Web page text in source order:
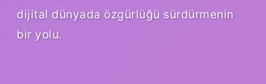
dijital dünyada özgürlüğü sürdürmenin
bir yolu.